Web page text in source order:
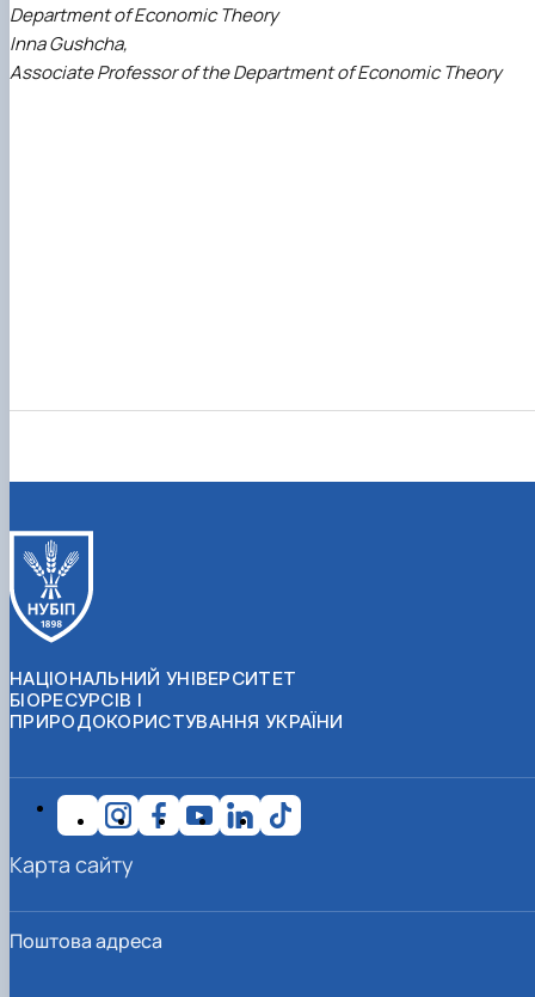
Department of Economic Theory
Inna Gushcha,
Associate Professor of the Department of Economic Theory
НАЦІОНАЛЬНИЙ УНІВЕРСИТЕТ
БІОРЕСУРСІВ І
ПРИРОДОКОРИСТУВАННЯ УКРАЇНИ
Поштова адреса
Карта сайту